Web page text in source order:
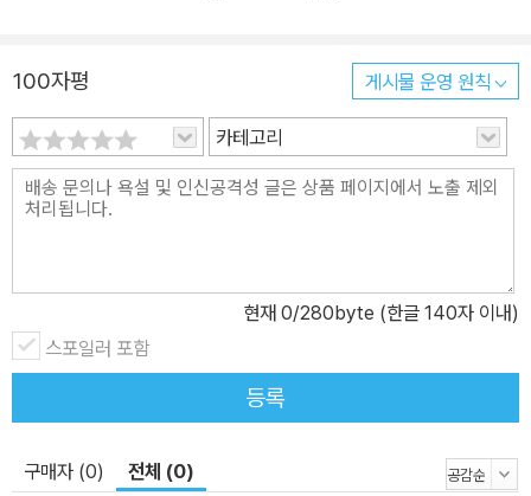
과 트랜지스터와 MOSFET를 중심으로 MOSFET 증폭기의 기본
구조와 동작특성, 소신호 모델을 이용한 해석법 등을 다룬다. 3. 트랜
지스터 증폭기 회로의 구조와 동작(7장~10장) 차동 증폭기와 다단
증폭기의 구조와 특성, 증폭기 회로를 구성하는 커패시터, 부귀환 증
폭기가 갖는 여러 가지 특성을 살펴본다. 4. 연산 증폭기 및 응용회로
의 이해(11장~12장) 연산 증폭기 회로의 해석과 설계에 기본이 되는
대해 살펴본다
100자평 게시물 운영 원칙
카테고리
현재 0/280byte (한글 140자 이내)
스포일러 포함
등록
구매자 (0) 전체 (0)